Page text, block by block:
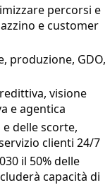
percorsi e
e customer
produzione, GDO,
visione
e agentica
delle scorte,
clienti 24/7
il 50% delle
capacità di